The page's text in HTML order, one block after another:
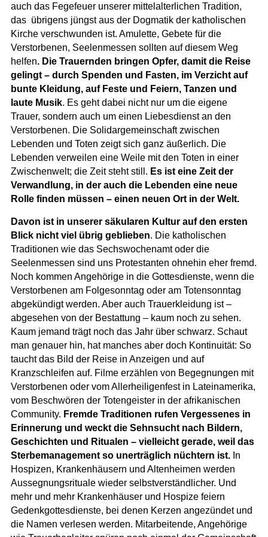
auch das Fegefeuer unserer mittelalterlichen Tradition,
das übrigens jüngst aus der Dogmatik der katholischen
Kirche verschwunden ist. Amulette, Gebete für die
Verstorbenen, Seelenmessen sollten auf diesem Weg
helfen. Die Trauernden bringen Opfer, damit die Reise
gelingt – durch Spenden und Fasten, im Verzicht auf
bunte Kleidung, auf Feste und Feiern, Tanzen und
laute Musik. Es geht dabei nicht nur um die eigene
Trauer, sondern auch um einen Liebesdienst an den
Verstorbenen. Die Solidargemeinschaft zwischen
Lebenden und Toten zeigt sich ganz äußerlich. Die
Lebenden verweilen eine Weile mit den Toten in einer
Zwischenwelt; die Zeit steht still. Es ist eine Zeit der
Verwandlung, in der auch die Lebenden eine neue
Rolle finden müssen – einen neuen Ort in der Welt.
Davon ist in unserer säkularen Kultur auf den ersten
Blick nicht viel übrig geblieben. Die katholischen
Traditionen wie das Sechswochenamt oder die
Seelenmessen sind uns Protestanten ohnehin eher fremd.
Noch kommen Angehörige in die Gottesdienste, wenn die
Verstorbenen am Folgesonntag oder am Totensonntag
abgekündigt werden. Aber auch Trauerkleidung ist –
abgesehen von der Bestattung – kaum noch zu sehen.
Kaum jemand trägt noch das Jahr über schwarz. Schaut
man genauer hin, hat manches aber doch Kontinuität: So
taucht das Bild der Reise in Anzeigen und auf
Kranzschleifen auf. Filme erzählen von Begegnungen mit
Verstorbenen oder vom Allerheiligenfest in Lateinamerika,
vom Beschwören der Totengeister in der afrikanischen
Community. Fremde Traditionen rufen Vergessenes in
Erinnerung und weckt die Sehnsucht nach Bildern,
Geschichten und Ritualen – vielleicht gerade, weil das
Sterbemanagement so unerträglich nüchtern ist. In
Hospizen, Krankenhäusern und Altenheimen werden
Aussegnungsrituale wieder selbstverständlicher. Und
mehr und mehr Krankenhäuser und Hospize feiern
Gedenkgottesdienste, bei denen Kerzen angezündet und
die Namen verlesen werden. Mitarbeitende, Angehörige